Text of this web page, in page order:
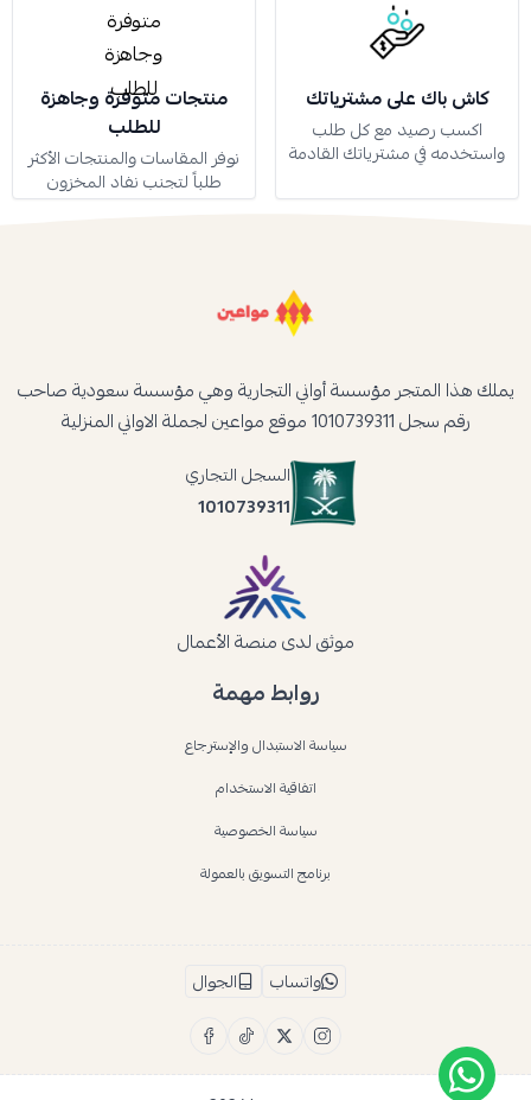
كاش باك على مشترياتك
اكسب رصيد مع كل طلب
واستخدمه في مشترياتك القادمة
منتجات متوفرة وجاهزة
للطلب
نوفر المقاسات والمنتجات الأكثر
طلباً لتجنب نفاد المخزون
روابط مهمة
سياسة الاستبدال والإسترجاع
اتفاقية الاستخدام
سياسة الخصوصية
برنامج التسويق بالعمولة
يملك هذا المتجر مؤسسة أواني التجارية وهي مؤسسة سعودية صاحب
رقم سجل 1010739311 موقع مواعين لجملة الاواني المنزلية
السجل التجاري
1010739311
موثق لدى منصة الأعمال
واتساب الجوال